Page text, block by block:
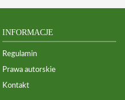
INFORMACJE
Regulamin
Prawa autorskie
Kontakt